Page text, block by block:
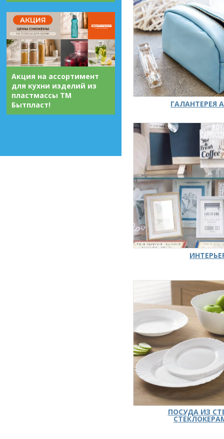
Акция на ассортимент
для кухни изделий из
пластмассы ТМ
Бытпласт!
ГАЛАНТЕРЕЯ
ПОСУДА ИЗ